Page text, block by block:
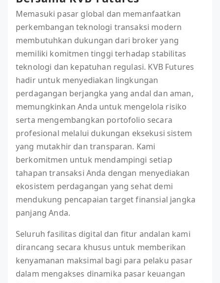
Memasuki pasar global dan memanfaatkan
perkembangan teknologi transaksi modern
membutuhkan dukungan dari broker yang
memiliki komitmen tinggi terhadap stabilitas
teknologi dan kepatuhan regulasi. KVB Futures
hadir untuk menyediakan lingkungan
perdagangan berjangka yang andal dan aman,
memungkinkan Anda untuk mengelola risiko
serta mengembangkan portofolio secara
profesional melalui dukungan eksekusi sistem
yang mutakhir dan transparan. Kami
berkomitmen untuk mendampingi setiap
tahapan transaksi Anda dengan menyediakan
ekosistem perdagangan yang sehat demi
mendukung pencapaian target finansial jangka
panjang Anda.
Seluruh fasilitas digital dan fitur andalan kami
dirancang secara khusus untuk memberikan
kenyamanan maksimal bagi para pelaku pasar
dalam mengakses dinamika pasar keuangan